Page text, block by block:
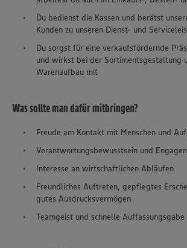
Du bedienst die Kassen und berätst
Kunden zu unseren Dienst- und
Du sorgst für eine verkaufsfördernde
und wirkst bei der Sortimentsgestaltung
Warenaufbau mit
Was sollte man dafür mitbringen?
Freude am Kontakt mit Menschen und
Verantwortungsbewusstsein und
Interesse an wirtschaftlichen Abläufen
Freundliches Auftreten, gepflegtes
gutes Ausdrucksvermögen
Teamgeist und schnelle Auffassungsgabe